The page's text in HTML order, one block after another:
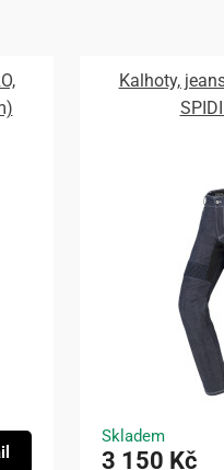
Kalhoty,
Skladem
3 150 Kč